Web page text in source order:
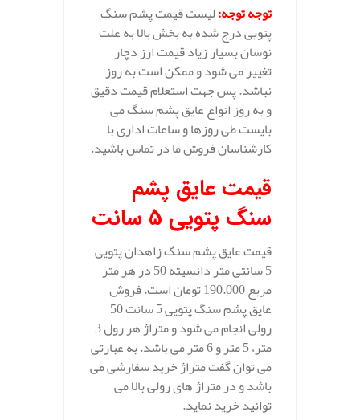
توجه توجه:لیست قیمت پشم سنگ
پتویی درج شده به بخش بالا به علت
نوسان بسیار زیاد قیمت ارز دچار
تغییر می شود و ممکن است به روز
نباشد. پس جهت استعلام قیمت دقیق
و به روز انواع عایق پشم سنگ می
بایست طی روزها و ساعات اداری با
کارشناسان فروش ما در تماس باشید.
قیمت عایق پشم
سنگ پتویی 5 سانت
قیمت عایق پشم سنگ زاهدان پتویی
5 سانتی متر دانسیته 50 در هر متر
مربع 190.000 تومان است. فروش
عایق پشم سنگ پتویی 5 سانت 50
رولی انجام می شود و متراژ هر رول 3
متر، 5 متر و 6 متر می باشد. به عبارتی
می توان گفت متراژ خرید سفارشی می
باشد و در متراژ های رولی بالا می
توانید خرید نماید.